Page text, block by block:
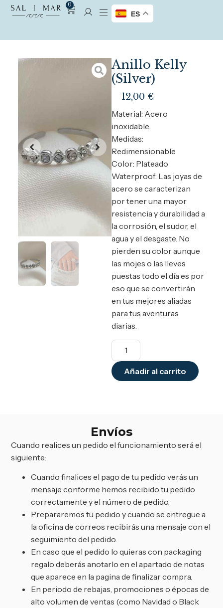
0
ES
Anillo Kelly
(Silver)
12,00 €
Material: Acero
inoxidable
Medidas:
Redimensionable
Color: Plateado
Waterproof: Las joyas de
acero se caracterizan
por tener una mayor
resistencia y durabilidad a
la corrosión, el sudor, el
agua y el desgaste. No
pierden su color aunque
las mojes o las lleves
puestas todo el día es por
eso que se convertirán
en tus mejores aliadas
para tus aventuras
diarias.
Añadir al carrito
Envíos
Cuando realices un pedido el funcionamiento será el
siguiente:
Cuando finalices el pago de tu pedido verás un
mensaje conforme hemos recibido tu pedido
correctamente y el número de pedido.
Prepararemos tu pedido y cuando se entregue a
la oficina de correos recibirás una mensaje con el
seguimiento del pedido.
En caso que el pedido lo quieras con packaging
regalo deberás anotarlo en el apartado de notas
que aparece en la pagina de finalizar compra.
En periodo de rebajas, promociones o épocas de
alto volumen de ventas (como Navidad o Black